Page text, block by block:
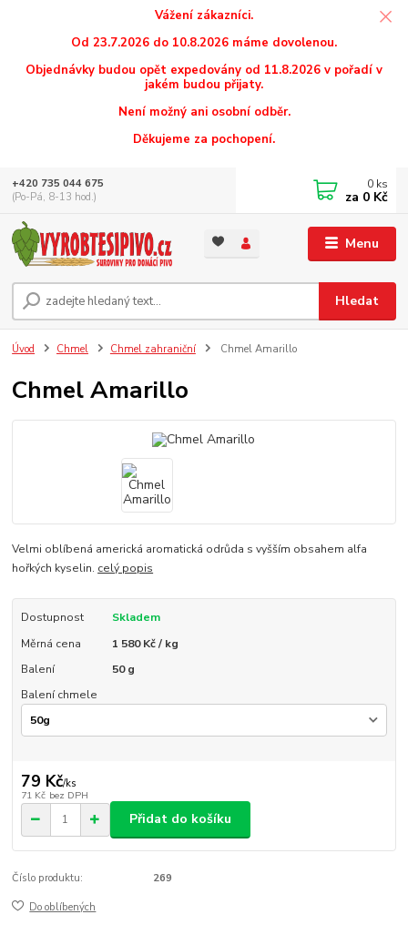
Vážení zákazníci.
Od 23.7.2026 do 10.8.2026 máme dovolenou.
Objednávky budou opět expedovány od 11.8.2026 v pořadí v
jakém budou přijaty.
Není možný ani osobní odběr.
Děkujeme za pochopení.
Menu
Hledat
+420 735 044 675
(Po-Pá, 8-13 hod.)
0 ks
za 0 Kč
Úvod Chmel Chmel zahraniční Chmel Amarillo
Chmel Amarillo
Velmi oblíbená americká aromatická odrůda s vyšším obsahem alfa
hořkých kyselin. celý popis
Dostupnost
Skladem
Měrná cena
1 580 Kč / kg
Balení
50 g
Balení chmele
79 Kč/ks
71 Kč bez DPH
Přidat do košíku
Číslo produktu: 269
Do oblíbených